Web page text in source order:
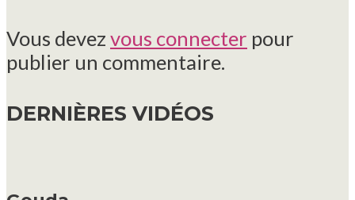
Vous devez vous connecter pour
publier un commentaire.
DERNIÈRES VIDÉOS